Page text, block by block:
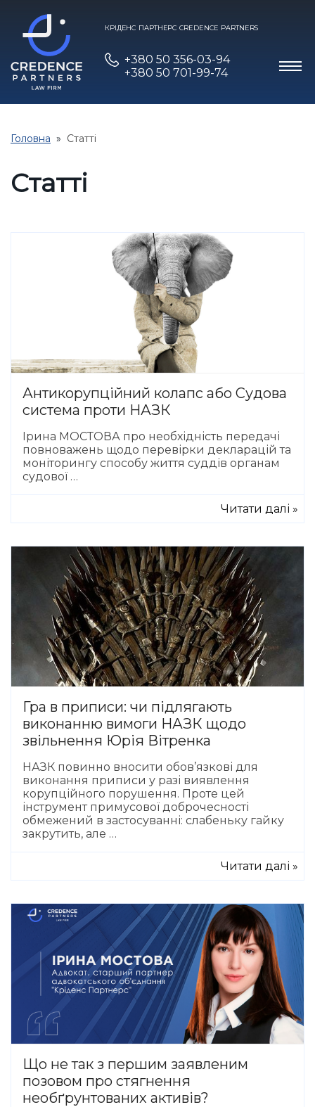
КРІДЕНС ПАРТНЕРС CREDENCE PARTNERS
+380 50 356-03-94
+380 50 701-99-74
Головна Статті
Статті
Антикорупційний колапс або Судова
система проти НАЗК
Ірина МОСТОВА про необхідність передачі
повноважень щодо перевірки декларацій та
моніторингу способу життя суддів органам
судової …
Читати далі »
Гра в приписи: чи підлягають
виконанню вимоги НАЗК щодо
звільнення Юрія Вітренка
НАЗК повинно вносити обов’язкові для
виконання приписи у разі виявлення
корупційного порушення. Проте цей
інструмент примусової доброчесності
обмежений в застосуванні: слабеньку гайку
закрутить, але …
Читати далі »
Що не так з першим заявленим
позовом про стягнення
необґрунтованих активів?